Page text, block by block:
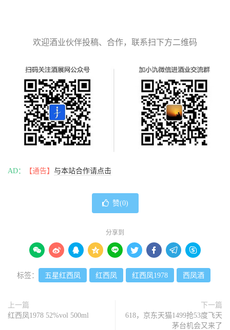
欢迎酒业伙伴投稿、合作，联系扫下方二维码
AD： 【通告】 与本站合作请点击
赞(0)
分享到
        
标签： 五星红西凤 红西凤 红西凤1978 西凤酒
上一篇
红西凤1978 52%vol 500ml
下一篇
618，京东天猫1499抢53度飞天
茅台机会又来了